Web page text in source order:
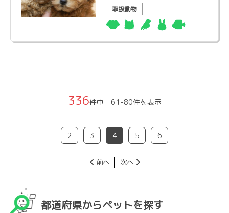
取扱動物
336件中 61-80件を表示
2 3 4 5 6
前へ 次へ
都道府県からペットを探す